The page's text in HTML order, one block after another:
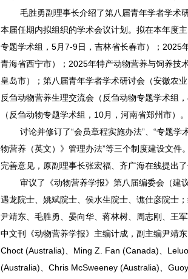
毛胜勇副理事长介绍了第八届青年学者学术
本届任期内拟组织的学术会议计划。拟在本年度
专题学术组，5月7-9日，吉林省长春市）；2025
青海省西宁市）；2025年特产动物营养与饲养技
皇岛市）；第八届青年学者学术研讨会（安徽农
反刍动物营养生理交流会（反刍动物专题学术组
（反刍动物专题学术组，10月，河南省郑州市）。
讨论并修订了“会员章程实施办法”、“专题
物营养（英文）》管理办法”等三个制度建设文
完善意见，原副理事长张宏福、齐广海在线提出
审议了《动物营养学报》第八届编委会（建
遇龙院士、姚斌院士、侯水生院士、谯仕彦院士
尹靖东、毛胜勇、晏向华、蒋林树、周志刚、王军
中文刊《动物营养学报》主编计成，副主编尹靖
Choct (Australia)、Ming Z. Fan (Canada)、
(Australia)、Chris McSweeney (Australia)、